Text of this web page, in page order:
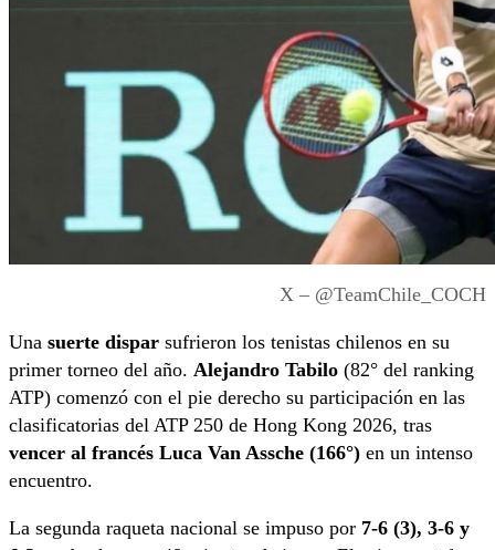
X – @TeamChile_COCH
Una suerte dispar sufrieron los tenistas chilenos en su
primer torneo del año. Alejandro Tabilo (82° del ranking
ATP) comenzó con el pie derecho su participación en las
clasificatorias del ATP 250 de Hong Kong 2026, tras
vencer al francés Luca Van Assche (166°) en un intenso
encuentro.
La segunda raqueta nacional se impuso por 7-6 (3), 3-6 y